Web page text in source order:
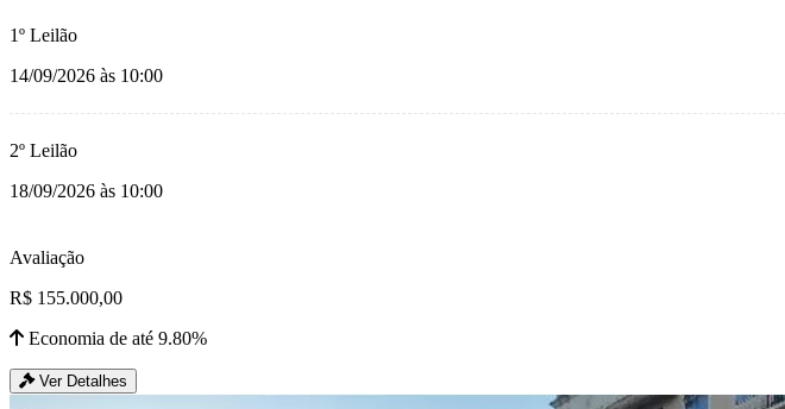
1º Leilão
14/09/2026 às 10:00
2º Leilão
18/09/2026 às 10:00
Avaliação
R$ 155.000,00
Economia de até 9.80%
Ver Detalhes